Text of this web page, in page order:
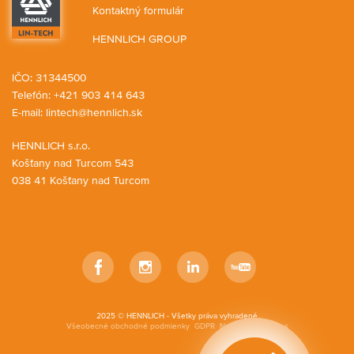
Kontaktný formulár
HENNLICH GROUP
HENNLICH s.r.o.
Košťany nad Turcom 543
038 41 Košťany nad Turcom
IČO: 31344500
Telefón: +421 903 414 643
E-mail: lintech@hennlich.sk
2025 © HENNLICH - Všetky práva vyhradené
Všeobecné obchodné podmienky GDPR Nastavenia cookies
FacebookInstagramLinkedIn YouTube